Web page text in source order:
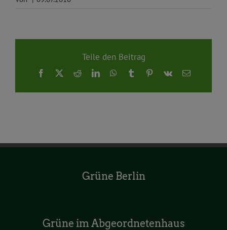
Teile den Beitrag
Facebook
X RedditLinkedInWhatsApp
TumblrPinterest
Vk
E-
Grüne Berlin
Grüne im Abgeordnetenhaus